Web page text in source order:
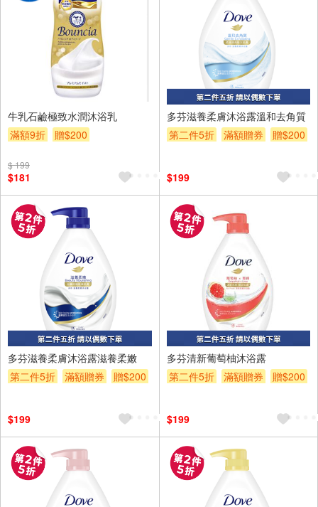
牛乳石鹼極致水潤沐浴乳
滿額9折
贈$200
$ 199
$181
多芬滋養柔膚沐浴露溫和去角質
第二件5折
滿額贈券 贈$200
$199
多芬滋養柔膚沐浴露滋養柔嫩
第二件5折
滿額贈券 贈$200
$199
多芬清新葡萄柚沐浴露
第二件5折
滿額贈券 贈$200
$199